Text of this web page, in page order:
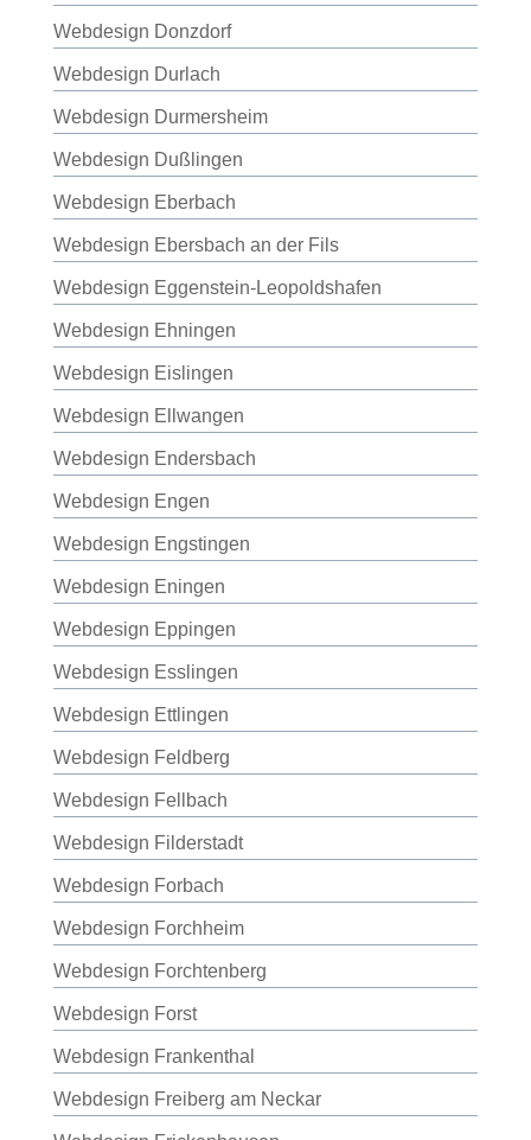
Webdesign Donzdorf
Webdesign Durlach
Webdesign Durmersheim
Webdesign Dußlingen
Webdesign Eberbach
Webdesign Ebersbach an der Fils
Webdesign Eggenstein-Leopoldshafen
Webdesign Ehningen
Webdesign Eislingen
Webdesign Ellwangen
Webdesign Endersbach
Webdesign Engen
Webdesign Engstingen
Webdesign Eningen
Webdesign Eppingen
Webdesign Esslingen
Webdesign Ettlingen
Webdesign Feldberg
Webdesign Fellbach
Webdesign Filderstadt
Webdesign Forbach
Webdesign Forchheim
Webdesign Forchtenberg
Webdesign Forst
Webdesign Frankenthal
Webdesign Freiberg am Neckar